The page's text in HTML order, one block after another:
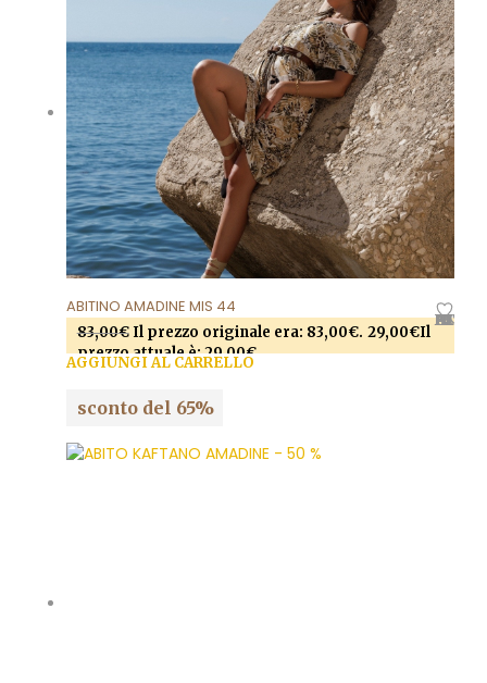
AGGIUNGI ALLA LISTA DEI DESIDERI
ABITINO AMADINE MIS 44
83,00€ Il prezzo originale era: 83,00€. 29,00€Il
prezzo attuale è: 29,00€.
AGGIUNGI AL CARRELLO
sconto del 65%